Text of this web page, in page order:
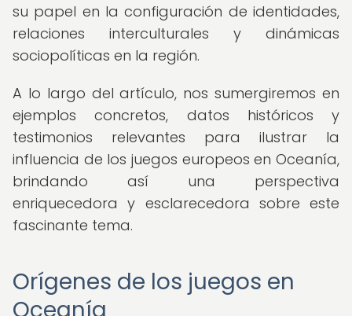
su papel en la configuración de identidades,
relaciones interculturales y dinámicas
sociopolíticas en la región.
A lo largo del artículo, nos sumergiremos en
ejemplos concretos, datos históricos y
testimonios relevantes para ilustrar la
influencia de los juegos europeos en Oceanía,
brindando así una perspectiva
enriquecedora y esclarecedora sobre este
fascinante tema.
Orígenes de los juegos en